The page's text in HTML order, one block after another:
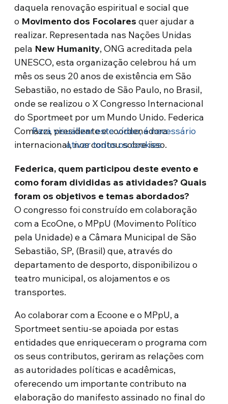
daquela renovação espiritual e social que
o Movimento dos Focolares quer ajudar a
realizar. Representada nas Nações Unidas
pela New Humanity, ONG acreditada pela
UNESCO, esta organização celebrou há um
mês os seus 20 anos de existência em São
Sebastião, no estado de São Paulo, no Brasil,
onde se realizou o X Congresso Internacional
do Sportmeet por um Mundo Unido. Federica
Comazzi, presidente e coordenadora
internacional, nos contou sobre isso.
Para visualizar este vídeo, é necessário
ativar todos os cookies
Federica, quem participou deste evento e
como foram divididas as atividades? Quais
foram os objetivos e temas abordados?
O congresso foi construído em colaboração
com a EcoOne, o MPpU (Movimento Político
pela Unidade) e a Câmara Municipal de São
Sebastião, SP, (Brasil) que, através do
departamento de desporto, disponibilizou o
teatro municipal, os alojamentos e os
transportes.
Ao colaborar com a Ecoone e o MPpU, a
Sportmeet sentiu-se apoiada por estas
entidades que enriqueceram o programa com
os seus contributos, geriram as relações com
as autoridades políticas e acadêmicas,
oferecendo um importante contributo na
elaboração do manifesto assinado no final do